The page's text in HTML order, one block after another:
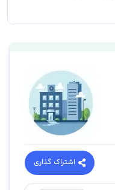
اشتراک گذاری